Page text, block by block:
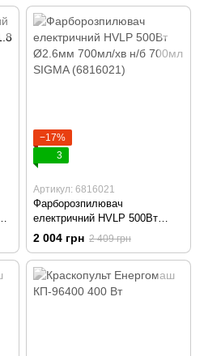
−17%
3
Артикул: 6816021
Фарборозпилювач
електричний HVLP 500Вт
Ø2.6мм 700мл/хв н/б 700мл
SIGMA (6816021)
2 004 грн 2 409 грн